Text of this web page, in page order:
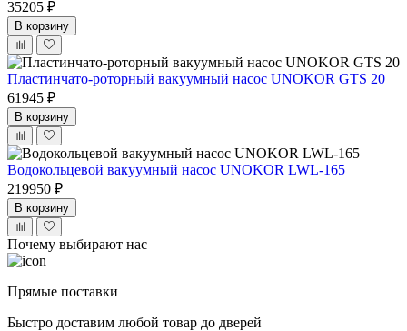
35205 ₽
В корзину
Пластинчато-роторный вакуумный насос UNOKOR GTS 20
61945 ₽
В корзину
Водокольцевой вакуумный насос UNOKOR LWL-165
219950 ₽
В корзину
Почему выбирают нас
Прямые поставки
Быстро доставим любой товар до дверей